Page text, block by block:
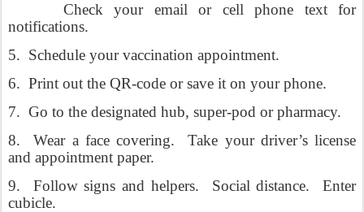
Check your email or cell phone text for
notifications.
5. Schedule your vaccination appointment.
6. Print out the QR-code or save it on your phone.
7. Go to the designated hub, super-pod or pharmacy.
8.
Wear a face covering.
Take your driver’s license
and appointment paper.
9.
Follow signs and helpers. Social distance.
Enter
cubicle.